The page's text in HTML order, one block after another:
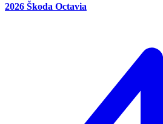
2026 Škoda Octavia